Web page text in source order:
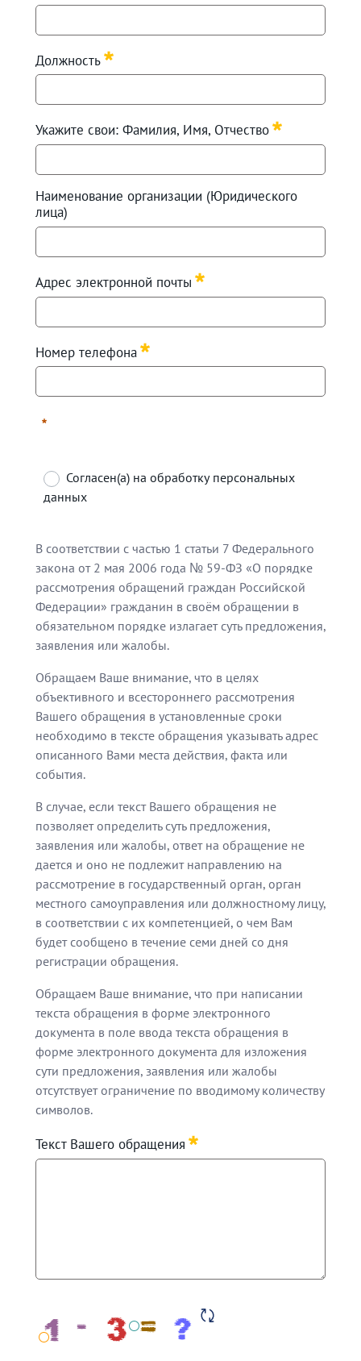
Должность
Укажите свои: Фамилия, Имя, Отчество
Наименование организации (Юридического
лица)
Адрес электронной почты
Номер телефона
Согласен(а) на обработку персональных
данных
В соответствии с частью 1 статьи 7 Федерального
закона от 2 мая 2006 года № 59-ФЗ «О порядке
рассмотрения обращений граждан Российской
Федерации» гражданин в своём обращении в
обязательном порядке излагает суть предложения,
заявления или жалобы.
Обращаем Ваше внимание, что в целях
объективного и всестороннего рассмотрения
Вашего обращения в установленные сроки
необходимо в тексте обращения указывать адрес
описанного Вами места действия, факта или
события.
В случае, если текст Вашего обращения не
позволяет определить суть предложения,
заявления или жалобы, ответ на обращение не
дается и оно не подлежит направлению на
рассмотрение в государственный орган, орган
местного самоуправления или должностному лицу,
в соответствии с их компетенцией, о чем Вам
будет сообщено в течение семи дней со дня
регистрации обращения.
Обращаем Ваше внимание, что при написании
текста обращения в форме электронного
документа в поле ввода текста обращения в
форме электронного документа для изложения
сути предложения, заявления или жалобы
отсутствует ограничение по вводимому количеству
символов.
В соответствии с частью 1 статьи 7 Федерального
Текст Вашего обращения